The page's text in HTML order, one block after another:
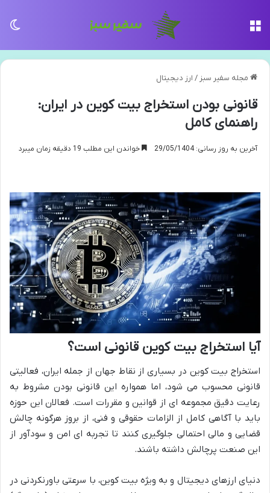
مجله سفیر سبز / ارز دیجیتال
قانونی بودن استخراج بیت کوین در ایران:
راهنمای کامل
آخرین به روز رسانی: 29/05/1404 خواندن این مطلب 19 دقیقه زمان میبرد
آیا استخراج بیت کوین قانونی است؟
استخراج بیت کوین در بسیاری از نقاط جهان از جمله ایران، فعالیتی
قانونی محسوب می شود، اما همواره این قانونی بودن مشروط به
رعایت دقیق مجموعه ای از قوانین و مقررات است. فعالان این حوزه
باید با آگاهی کامل از الزامات حقوقی و فنی، از بروز هرگونه چالش
قضایی و مالی احتمالی جلوگیری کنند تا تجربه ای امن و سودآور از
این صنعت پرچالش داشته باشند.
دنیای ارزهای دیجیتال و به ویژه بیت کوین، با سرعتی باورنکردنی در